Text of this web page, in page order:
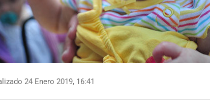
24 Enero 2019, 16:41